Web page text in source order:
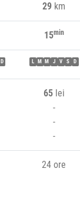
29 km
15min
D M M J V S D
65lei
-
-
-
24 ore